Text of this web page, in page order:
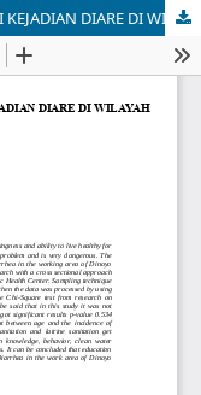
FAKTOR FAKTOR YANG MEMPENGARUHI KEJADIAN DIARE DI WILAYAH KERJA PUSKESMAS KOTA MALANG